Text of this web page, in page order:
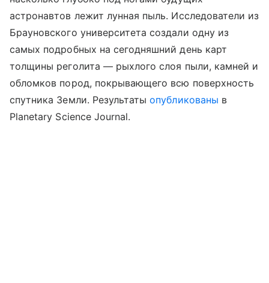
астронавтов лежит лунная пыль. Исследователи из
Брауновского университета создали одну из
самых подробных на сегодняшний день карт
толщины реголита — рыхлого слоя пыли, камней и
обломков пород, покрывающего всю поверхность
спутника Земли. Результатыопубликованы в
Planetary Science Journal.